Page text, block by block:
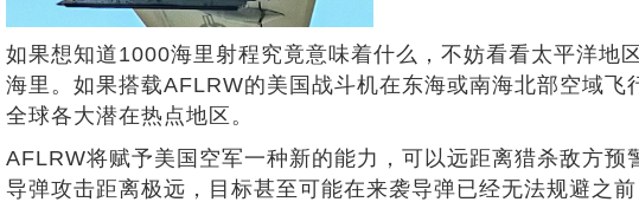
如果想知道1000海里射程究竟意味着什么，不妨看看太平洋
海里。如果搭载AFLRW的美国战斗机在东海或南海北部空域
全球各大潜在热点地区。
AFLRW将赋予美国空军一种新的能力，可以远距离猎杀敌方
导弹攻击距离极远，目标甚至可能在来袭导弹已经无法规避之